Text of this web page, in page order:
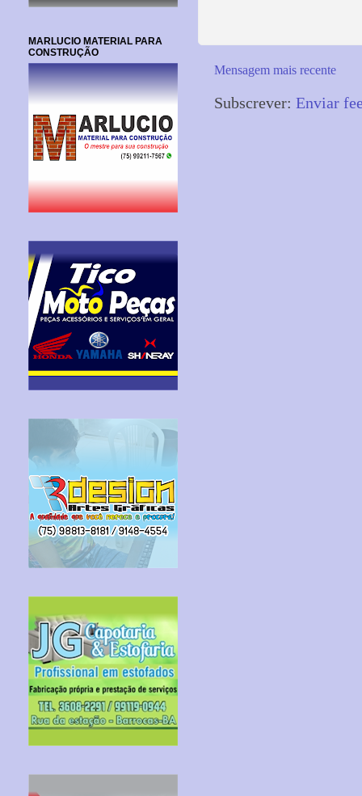
Mensagem mais recente
Subscrever: Enviar
MARLUCIO MATERIAL PARA
CONSTRUÇÃO